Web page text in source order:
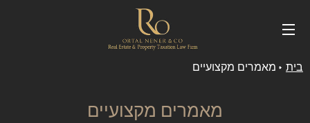
בית מאמרים מקצועיים
מאמרים מקצועיים